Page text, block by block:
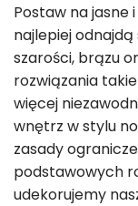
Postaw na jasne
najlepiej
szarości, brązu
rozwiązania
więcej
wnętrz w stylu
zasady
podstawowych
udekorujemy